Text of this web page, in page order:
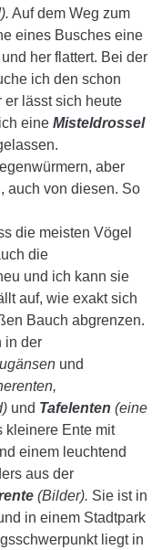
Auf dem Weg zum
eines Busches eine
her flattert. Bei der
ich den schon
er lässt sich heute
eine Misteldrossel
aber
auch von diesen. So
die meisten Vögel
die
und ich kann sie
auf, wie exakt sich
Bauch abgrenzen.
in der
und
und Tafelenten (eine
kleinere Ente mit
einem leuchtend
aus der
(Bilder). Sie ist in
in einem Stadtpark
liegt in